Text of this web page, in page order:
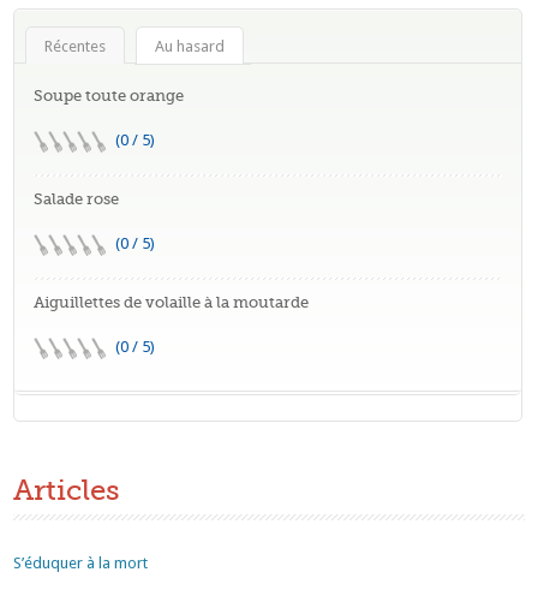
Récentes Au hasard
Soupe toute orange
(0 / 5)
Salade rose
(0 / 5)
Aiguillettes de volaille à la moutarde
(0 / 5)
Articles
S’éduquer à la mort